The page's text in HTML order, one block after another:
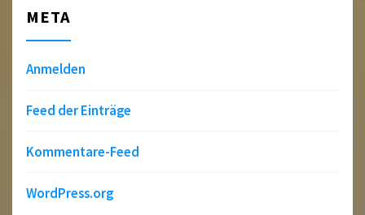
META
Anmelden
Feed der Einträge
Kommentare-Feed
WordPress.org